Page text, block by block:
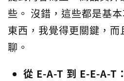
些。 沒錯，這些都是基
東西，我覺得更關鍵，
聊。
從 E-A-T 到 E-E-A-T：